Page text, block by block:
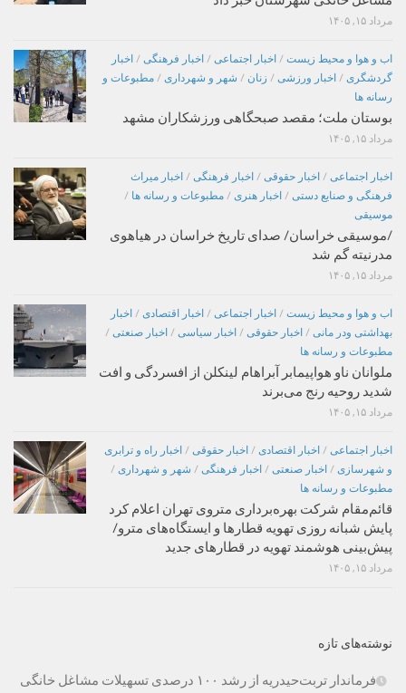
مرداد ۱۵, ۱۴۰۵
اب و هوا و محیط زیست / اخبار اجتماعی / اخبار فرهنگی / اخبار
گردشگری / اخبار ورزشی / زنان / شهر و شهرداری / مطبوعات و
رسانه ها
بوستان ملت؛ مقصد صبحگاهی ورزشکاران مشهد
مرداد ۱۵, ۱۴۰۵
اخبار اجتماعی / اخبار حقوقی / اخبار فرهنگی / اخبار میراث
فرهنگی و صنایع دستی / اخبار هنری / مطبوعات و رسانه ها /
موسیقی
/موسیقی خراسان/ صدای تاریخ خراسان در هیاهوی
مدرنیته گم شد
مرداد ۱۵, ۱۴۰۵
اب و هوا و محیط زیست / اخبار اجتماعی / اخبار اقتصادی / اخبار
بهداشتی ودر مانی / اخبار حقوقی / اخبار سیاسی / اخبار صنعتی /
مطبوعات و رسانه ها
ملوانان ناو هواپیمابر آبراهام لینکلن از افسردگی و افت
شدید روحیه رنج می‌برند
مرداد ۱۵, ۱۴۰۵
اخبار اجتماعی / اخبار اقتصادی / اخبار حقوقی / اخبار راه و ترابری
و شهرسازی / اخبار صنعتی / اخبار فرهنگی / شهر و شهرداری /
مطبوعات و رسانه ها
قائم‌مقام شرکت بهره‌برداری متروی تهران اعلام کرد
پایش شبانه روزی تهویه قطارها و ایستگاه‌های مترو/
پیش‌بینی هوشمند تهویه در قطارهای جدید
مرداد ۱۵, ۱۴۰۵
نوشته‌های تازه
فرماندار تربت‌حیدریه از رشد ۱۰۰ درصدی تسهیلات مشاغل خانگی